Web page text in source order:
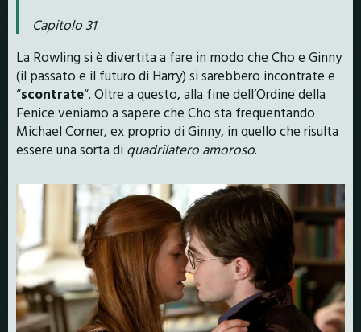
Capitolo 31
La Rowling si è divertita a fare in modo che Cho e Ginny
(il passato e il futuro di Harry) si sarebbero incontrate e
“scontrate“. Oltre a questo, alla fine dell’Ordine della
Fenice veniamo a sapere che Cho sta frequentando
Michael Corner, ex proprio di Ginny, in quello che risulta
essere una sorta di quadrilatero amoroso.